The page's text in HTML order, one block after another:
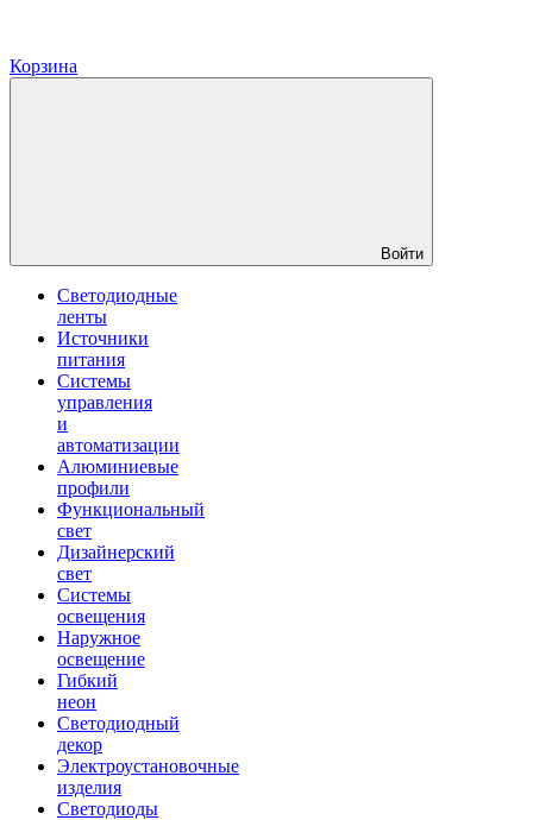
Корзина
Войти
Светодиодные
ленты
Источники
питания
Системы
управления
и
автоматизации
Алюминиевые
профили
Функциональный
свет
Дизайнерский
свет
Системы
освещения
Наружное
освещение
Гибкий
неон
Светодиодный
декор
Электроустановочные
изделия
Светодиоды